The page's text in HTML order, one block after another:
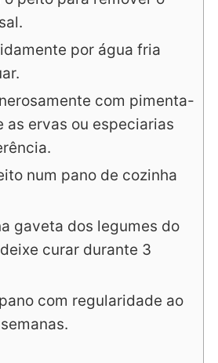
por água fria
com pimenta-
as ervas ou especiarias
num pano de cozinha
gaveta dos legumes do
curar durante 3
com regularidade ao